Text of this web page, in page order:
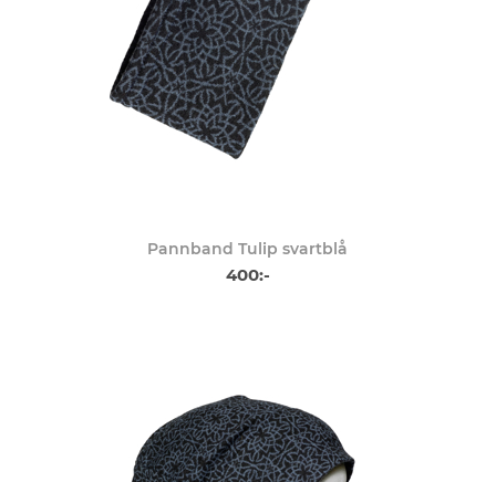
Pannband Tulip svartblå
400:-